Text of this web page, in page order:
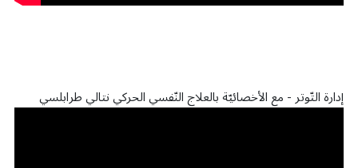
إدارة التّوتر - مع الأخصائيّة بالعلاج النّفسي الحركي نتالي طرابلسي